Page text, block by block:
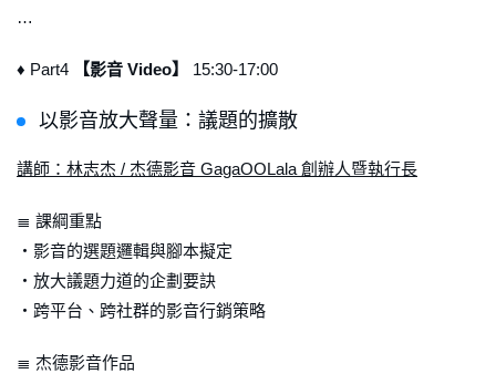
…
♦ Part4 【影音 Video】 15:30-17:00
以影音放大聲量：議題的擴散
講師：林志杰 / 杰德影音 GagaOOLala 創辦人暨執行長
≣ 課綱重點
・影音的選題邏輯與腳本擬定
・放大議題力道的企劃要訣
・跨平台、跨社群的影音行銷策略
≣ 杰德影音作品